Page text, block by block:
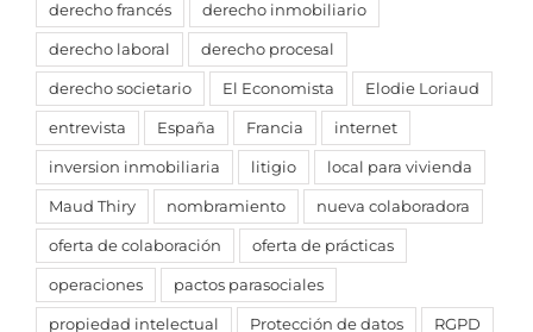
derecho francés derecho inmobiliario
derecho laboral derecho procesal
derecho societario El Economista Elodie Loriaud
entrevista España Francia internet
inversion inmobiliaria litigio local para vivienda
Maud Thiry nombramiento nueva colaboradora
oferta de colaboración oferta de prácticas
operaciones pactos parasociales
propiedad intelectual Protección de datos RGPD